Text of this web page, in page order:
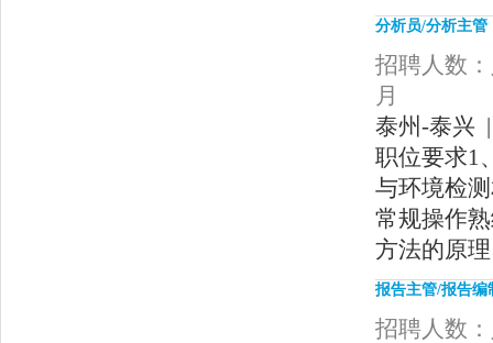
分析员/分析主管
招聘人数
月
泰州-泰兴
职位要求1
与环境检
常规操作
方法的原
报告主管/报告编
招聘人数